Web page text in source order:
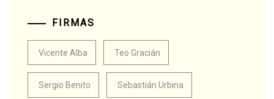
FIRMAS
Vicente Alba Teo Gracián
Sergio Benito Sebastián Urbina